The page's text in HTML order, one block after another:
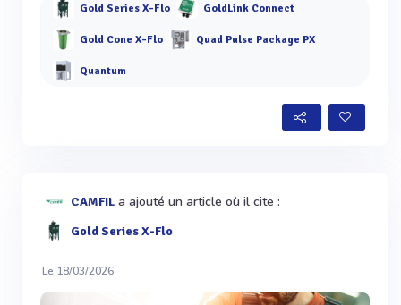
Gold Series X-Flo GoldLink Connect
Gold Cone X-Flo Quad Pulse Package PX
Quantum
CAMFIL a ajouté un article où il cite :
Gold Series X-Flo
Le 18/03/2026